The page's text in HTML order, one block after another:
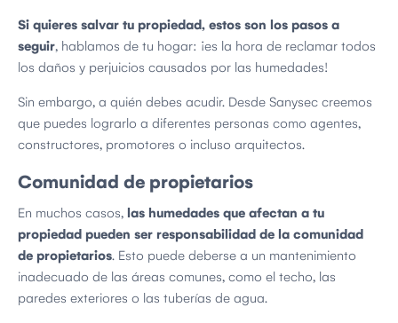
Si quieres salvar tu propiedad, estos son los pasos a
seguir, hablamos de tu hogar: ¡es la hora de reclamar todos
los daños y perjuicios causados por las humedades!
Sin embargo, a quién debes acudir. Desde Sanysec creemos
que puedes lograrlo a diferentes personas como agentes,
constructores, promotores o incluso arquitectos.
Comunidad de propietarios
En muchos casos, las humedades que afectan a tu
propiedad pueden ser responsabilidad de la comunidad
de propietarios. Esto puede deberse a un mantenimiento
inadecuado de las áreas comunes, como el techo, las
paredes exteriores o las tuberías de agua.